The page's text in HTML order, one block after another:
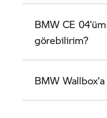
BMW CE 04’
görebilirim?
BMW